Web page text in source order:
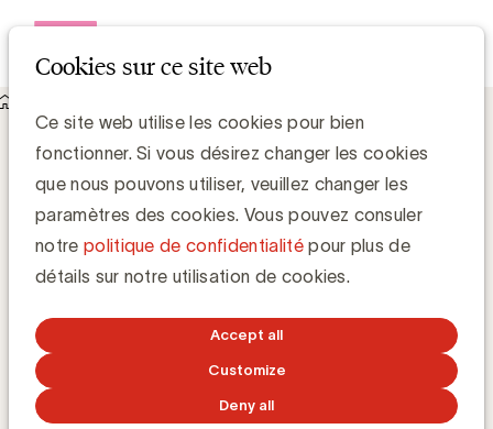
Cookies sur ce site web
Ce site web utilise les cookies pour bien
fonctionner. Si vous désirez changer les cookies
que nous pouvons utiliser, veuillez changer les
paramètres des cookies. Vous pouvez consuler
notre politique de confidentialitépour plus de
détails sur notre utilisation de cookies.
Accept all
Customize
Deny all
Organiser un podcast, 4 étapes clés pour un haut ROI
Organiser un podcast, 4 étapes clés pour
un haut ROI
Anne-Sophie Vilain